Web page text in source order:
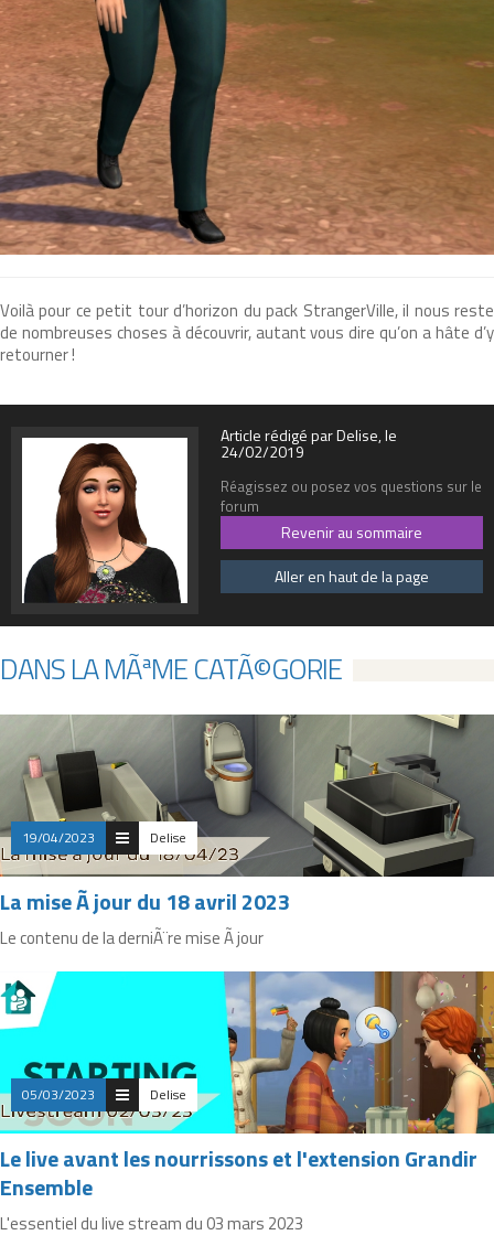
Voilà pour ce petit tour d’horizon du pack StrangerVille, il nous reste
de nombreuses choses à découvrir, autant vous dire qu’on a hâte d’y
retourner !
Article rédigé par Delise, le
24/02/2019
Réagissez ou posez vos questions sur le
forum
Revenir au sommaire
Aller en haut de la page
DANS LA MÃªME CATÃ©GORIE
19/04/2023 Delise
La mise Ã jour du 18 avril 2023
Le contenu de la derniÃ¨re mise Ã jour
05/03/2023 Delise
Le live avant les nourrissons et l'extension Grandir
Ensemble
L'essentiel du live stream du 03 mars 2023